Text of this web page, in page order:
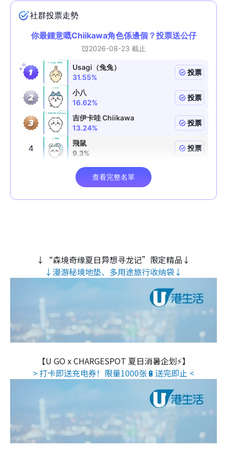
↓“森境奇缘夏日异想寻龙记”限定精品↓
↓漫游秘境地垫、多用途旅行收纳袋↓
【U GO x CHARGESPOT 夏日消暑企划⚡】
> 打卡即送充电券！限量1000张🔋送完即止 <